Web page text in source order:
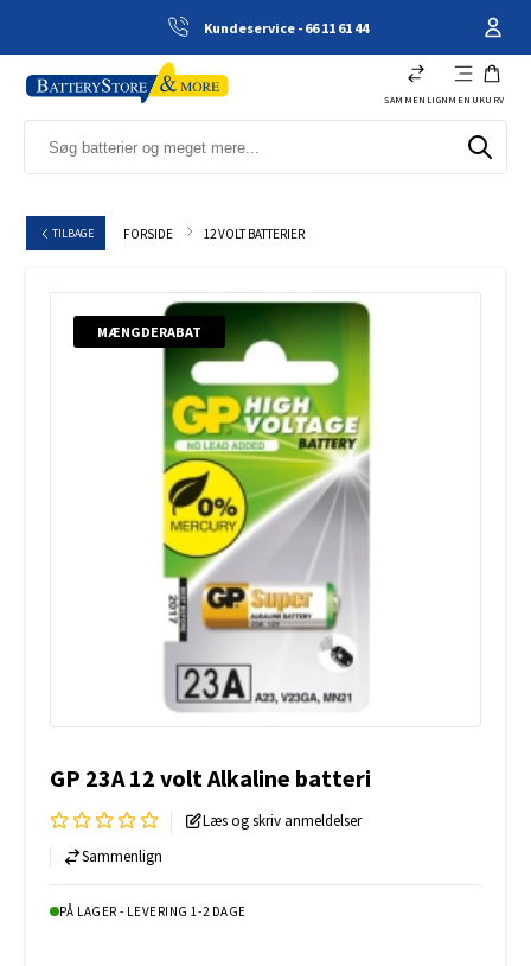
Kundeservice - 66 11 61 44
SAMMENLIGN MENU KURV
TILBAGE FORSIDE 12 VOLT BATTERIER
MÆNGDERABAT
GP 23A 12 volt Alkaline batteri
Læs og skriv anmeldelser
Sammenlign
PÅ LAGER - LEVERING 1-2 DAGE